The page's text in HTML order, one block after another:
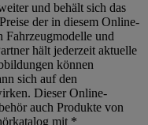
und behält sich das
der in diesem Online-
Fahrzeugmodelle und
hält jederzeit aktuelle
können
sich auf den
Dieser Online-
auch Produkte von
mit *